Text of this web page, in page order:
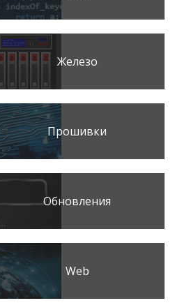
Железо
Прошивки
Обновления
Web